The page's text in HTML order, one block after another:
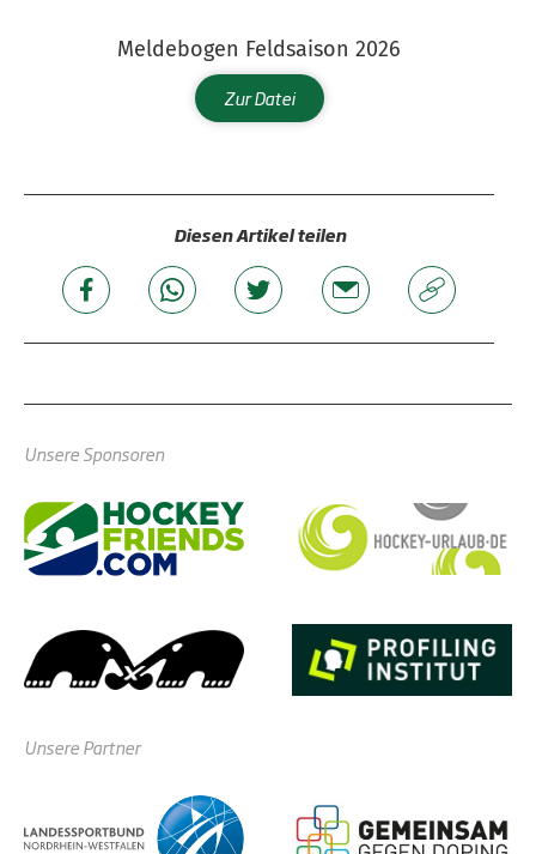
Meldebogen Feldsaison 2026
Zur Datei
Diesen Artikel teilen
Unsere Sponsoren
Unsere Partner